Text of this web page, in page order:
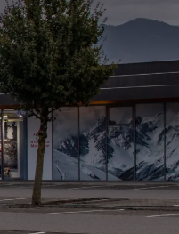
Hohenems
GANZJÄHRIG
Firmen